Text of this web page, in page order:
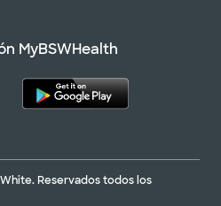
MyBSWHealth
Reservados todos los